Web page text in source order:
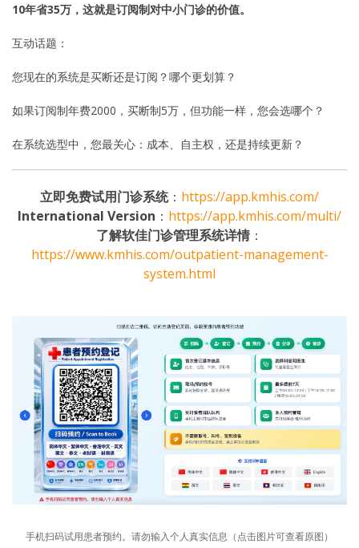
10年省35万，这就是订阅制对中小门诊的价值。
互动话题：
您现在的系统是买断还是订阅？哪个更划算？
如果订阅制年费2000，买断制5万，但功能一样，您会选哪个？
在系统选型中，您最关心：成本、自主权，还是持续更新？
立即免费试用门诊系统： https://app.kmhis.com/
International Version ： https://app.kmhis.com/multi/
了解软佳门诊管理系统详情：
https://www.kmhis.com/outpatient-management-
system.html
手机扫码试用患者预约。请勿输入个人真实信息（点击图片可查看原图）